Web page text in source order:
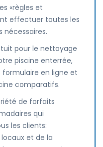
«règles et
effectuer toutes les
nécessaires.
pour le nettoyage
piscine enterrée,
en ligne et
comparatifs.
de forfaits
qui
les clients:
et de la